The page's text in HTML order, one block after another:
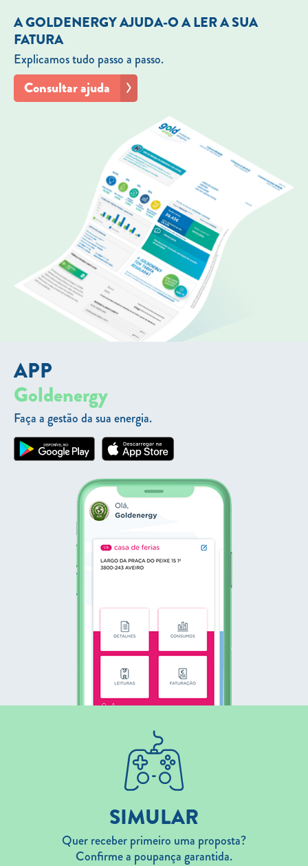
A GOLDENERGY AJUDA-O A LER A SUA
FATURA
Explicamos tudo passo a passo.
Consultar ajuda
APP
Goldenergy
Faça a gestão da sua energia.
SIMULAR
Quer receber primeiro uma proposta?
Confirme a poupança garantida.